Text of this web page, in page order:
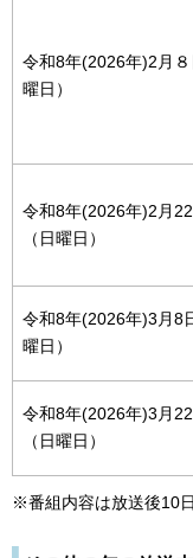
令和8年(2026年)2月８
曜日）
令和8年(2026年)2月
（日曜日）
令和8年(2026年)3月8
曜日）
令和8年(2026年)3月
（日曜日）
※番組内容は放送後10